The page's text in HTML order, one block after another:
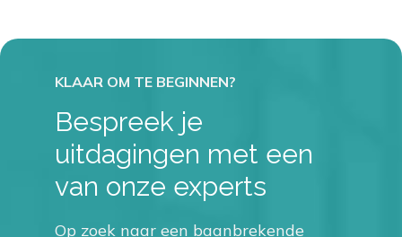
Bespreek je
uitdagingen met een
van onze experts
Op zoek naar een baanbrekende